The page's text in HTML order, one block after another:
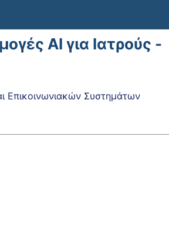
AI για Ιατρούς -
Συστημάτων